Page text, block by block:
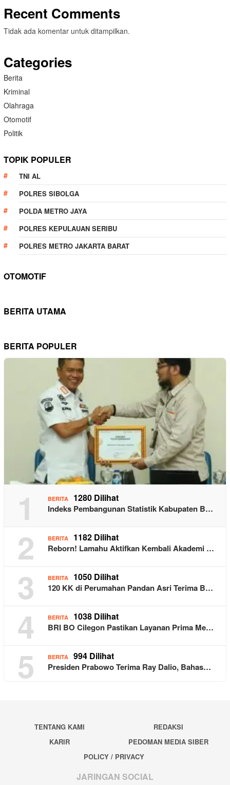
Recent Comments
Tidak ada komentar untuk ditampilkan.
Categories
Berita
Kriminal
Olahraga
Otomotif
Politik
TOPIK POPULER
TNI AL
POLRES SIBOLGA
POLDA METRO JAYA
POLRES KEPULAUAN SERIBU
POLRES METRO JAKARTA BARAT
OTOMOTIF
BERITA UTAMA
BERITA POPULER
1 BERITA 1280 Dilihat
Indeks Pembangunan Statistik Kabupaten B…
2 BERITA 1182 Dilihat
Reborn! Lamahu Aktifkan Kembali Akademi …
3 BERITA 1050 Dilihat
120 KK di Perumahan Pandan Asri Terima B…
4 BERITA 1038 Dilihat
BRI BO Cilegon Pastikan Layanan Prima Me…
5 BERITA 994 Dilihat
Presiden Prabowo Terima Ray Dalio, Bahas…
TENTANG KAMI
REDAKSI
KARIR
PEDOMAN MEDIA SIBER
POLICY / PRIVACY
JARINGAN SOCIAL